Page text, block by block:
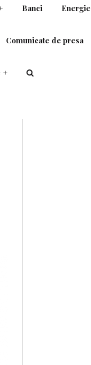
Banci Energie
Comunicate de presa
+